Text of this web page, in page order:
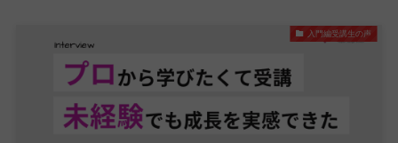
入門編受講生の声